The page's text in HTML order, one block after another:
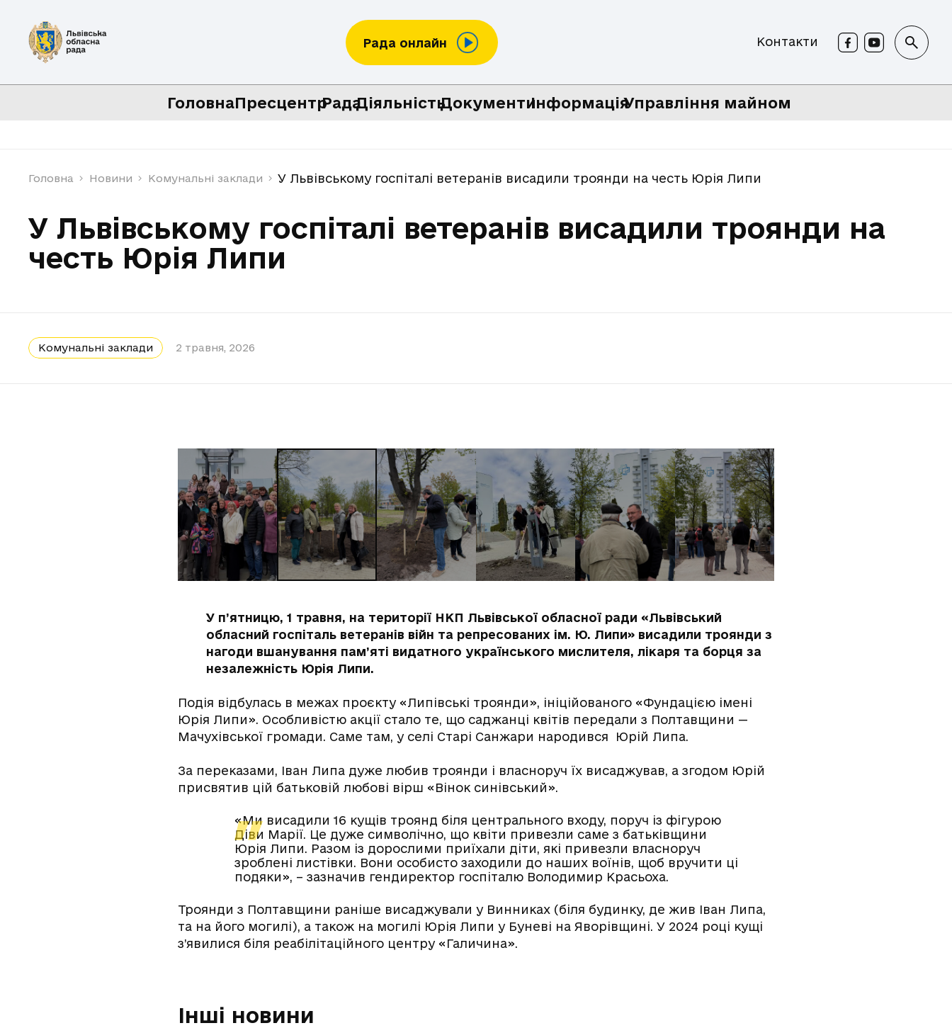
Рада онлайн Контакти
ГоловнаПресцентрРадаДіяльністьДокументиІнформаціяУправління майном
Головна Новини Комунальні заклади У Львівському госпіталі ветеранів висадили троянди на честь Юрія Липи
У Львівському госпіталі ветеранів висадили троянди на
честь Юрія Липи
Комунальні заклади 2 травня, 2026
У п’ятницю, 1 травня, на території НКП Львівської обласної ради «Львівський
обласний госпіталь ветеранів війн та репресованих ім. Ю. Липи» висадили троянди з
нагоди вшанування пам’яті видатного українського мислителя, лікаря та борця за
незалежність Юрія Липи.
Подія відбулась в межах проєкту «Липівські троянди», ініційованого «Фундацією імені
Юрія Липи». Особливістю акції стало те, що саджанці квітів передали з Полтавщини —
Мачухівської громади. Саме там, у селі Старі Санжари народився
Юрій Липа.
За переказами, Іван Липа дуже любив троянди і власноруч їх висаджував, а згодом Юрій
присвятив цій батьковій любові вірш «Вінок синівський».
«Ми висадили 16 кущів троянд біля центрального входу, поруч із фігурою
Діви Марії. Це дуже символічно, що квіти привезли саме з батьківщини
Юрія Липи. Разом із дорослими приїхали діти, які привезли власноруч
зроблені листівки. Вони особисто заходили до наших воїнів, щоб вручити ці
подяки», – зазначив гендиректор госпіталю Володимир Красьоха.
Троянди з Полтавщини раніше висаджували у Винниках (біля будинку, де жив Іван Липа,
та на його могилі), а також на могилі Юрія Липи у Буневі на Яворівщині. У 2024 році кущі
з’явилися біля реабілітаційного центру «Галичина».
Інші новини